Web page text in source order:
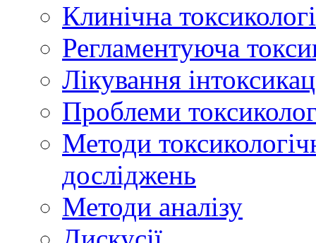
Клинічна
Регламентуюча
Лікування
Проблеми
Методи
досліджень
Методи аналізу